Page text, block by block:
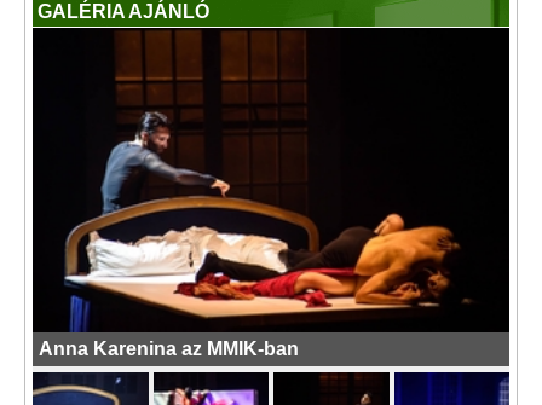
GALÉRIA AJÁNLÓ
Anna Karenina az MMIK-ban